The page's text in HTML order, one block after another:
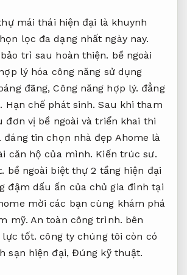
mái thái hiện đại là khuynh
lọc đa dạng nhất ngày nay.
bảo trì sau hoàn thiện. bề ngoài
lý hóa công năng sử dụng
đãng,Công năng hợp lý. đẳng
Hạn chế phát sinh. Sau khi tham
đơn vị bề ngoài và triển khai thi
đáng tin chọn nhà đẹp Ahome là
căn hộ của mình. Kiến trúc sư.
bề ngoài biệt thự 2 tầng hiện đại
đậm dấu ấn của chủ gia đình tại
mời các bạn cùng khám phá
mỹ. An toàn công trình. bên
lực tốt. công ty chúng tôi còn có
sạn hiện đại, Đúng kỹ thuật.